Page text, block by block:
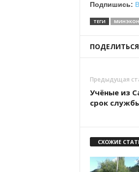
Подпишись:
ТЕГИ
ПОДЕЛИТЬСЯ
Предыдущая
Учёные из
срок
СХОЖИЕ